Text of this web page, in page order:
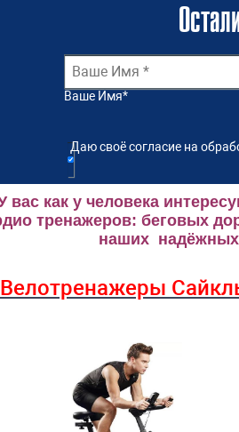
Ваше Имя*
Даю своё согласие на
вас как у человека
тренажеров: беговых
наших надёжных
Велотренажеры